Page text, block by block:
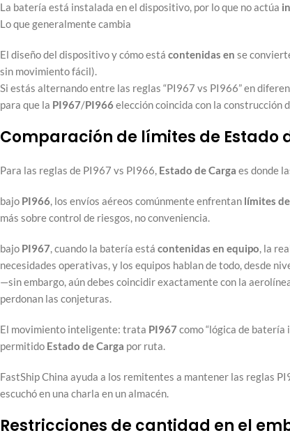
La batería está instalada en el dispositivo, por lo que no actúa
Lo que generalmente cambia
El diseño del dispositivo y cómo está contenidas en se
sin movimiento fácil).
Si estás alternando entre las reglas “PI967 vs PI966” en
para que la PI967/PI966elección coincida con la construcción
Comparación de límites de Estado
Para las reglas de PI967 vs PI966, Estado de Carga es donde
bajo PI966, los envíos aéreos comúnmente enfrentan límites
más sobre control de riesgos, no conveniencia.
bajo PI967, cuando la batería está contenidas en equipo, la
necesidades operativas, y los equipos hablan de todo, desde
—sin embargo, aún debes coincidir exactamente con la
perdonan las conjeturas.
El movimiento inteligente: trata PI967como “lógica de batería
permitido Estado de Carga por ruta.
FastShip China ayuda a los remitentes a mantener las reglas
escuchó en una charla en un almacén.
Restricciones de cantidad en el